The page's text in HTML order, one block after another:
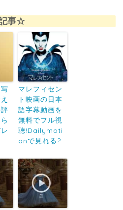
事☆
マレフィセン
ト映画の日本
語字幕動画を
無料でフル視
聴!Dailymoti
onで見れる?